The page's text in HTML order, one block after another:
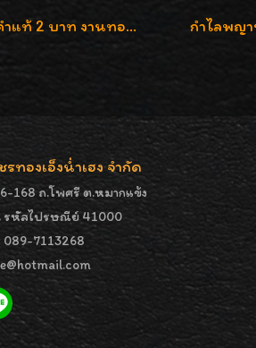
กำไลทองคำแท้ 2 บาท งานทองฉลุลาย ดีไซน์หรูหรา สวยคลาสสิค
ทองเอ็งน่ำเฮง จำกัด
168 ถ.โพศรี ต.หมากแข้ง
รหัสไปรษณีย์ 41000
089-7113268